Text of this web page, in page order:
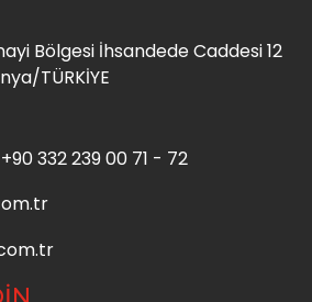
Bölgesi İhsandede Caddesi 12
TÜRKİYE
+90 332 239 00 71 - 72